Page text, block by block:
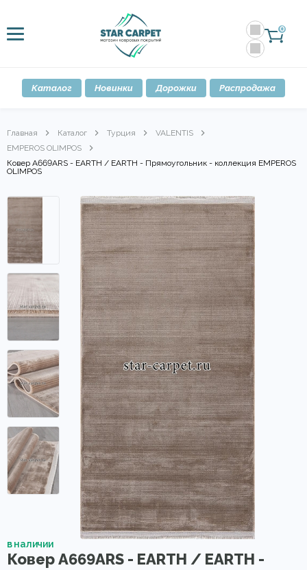
0
Каталог Новинки Дорожки Распродажа
Главная Каталог Турция
VALENTIS
EMPEROS OLIMPOS
Ковер A669ARS - EARTH / EARTH - Прямоугольник - коллекция EMPEROS
OLIMPOS
в наличии
Ковер A669ARS - EARTH / EARTH -